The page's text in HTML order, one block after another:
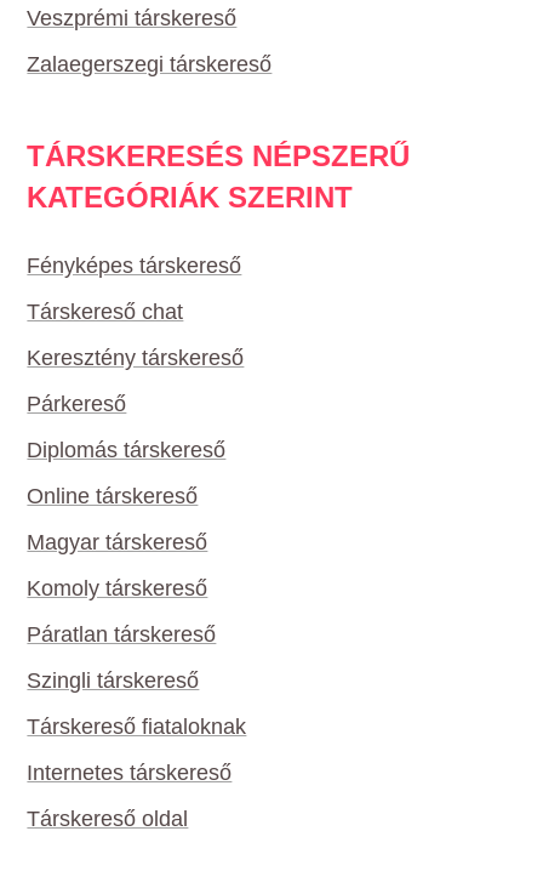
Veszprémi társkereső
Zalaegerszegi társkereső
TÁRSKERESÉS NÉPSZERŰ
KATEGÓRIÁK SZERINT
Fényképes társkereső
Társkereső chat
Keresztény társkereső
Párkereső
Diplomás társkereső
Online társkereső
Magyar társkereső
Komoly társkereső
Páratlan társkereső
Szingli társkereső
Társkereső fiataloknak
Internetes társkereső
Társkereső oldal